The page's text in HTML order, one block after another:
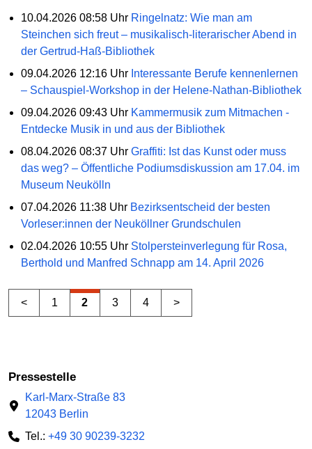
10.04.2026 08:58 Uhr Ringelnatz: Wie man am
Steinchen sich freut – musikalisch-literarischer Abend in
der Gertrud-Haß-Bibliothek
09.04.2026 12:16 Uhr Interessante Berufe kennenlernen
– Schauspiel-Workshop in der Helene-Nathan-Bibliothek
09.04.2026 09:43 Uhr Kammermusik zum Mitmachen -
Entdecke Musik in und aus der Bibliothek
08.04.2026 08:37 Uhr Graffiti: Ist das Kunst oder muss
das weg? – Öffentliche Podiumsdiskussion am 17.04. im
Museum Neukölln
07.04.2026 11:38 Uhr Bezirksentscheid der besten
Vorleser:innen der Neuköllner Grundschulen
02.04.2026 10:55 Uhr Stolpersteinverlegung für Rosa,
Berthold und Manfred Schnapp am 14. April 2026
< 1 2 3 4 >
Pressestelle
Karl-Marx-Straße 83
12043 Berlin
Tel.: +49 30 90239-3232